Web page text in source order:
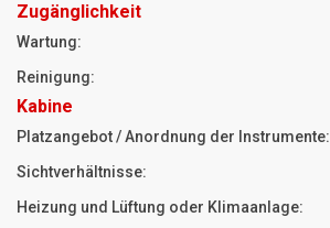
Zugänglichkeit
Wartung:
Reinigung:
Kabine
Platzangebot / Anordnung der Instrumente:
Sichtverhältnisse:
Heizung und Lüftung oder Klimaanlage: